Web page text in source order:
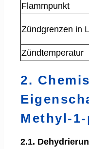
Flammpunkt
Zündgrenzen in
Zündtemperatur
2.
Methyl-
2.1.